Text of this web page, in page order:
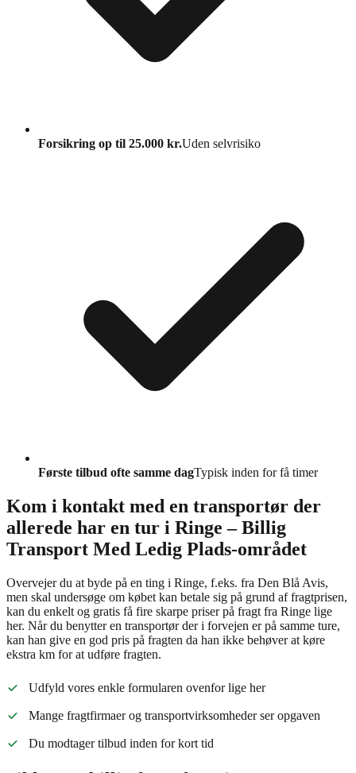
Forsikring op til 25.000 kr.Uden selvrisiko
Første tilbud ofte samme dagTypisk inden for få timer
Kom i kontakt med en transportør der
allerede har en tur i Ringe – Billig
Transport Med Ledig Plads-området
Overvejer du at byde på en ting i Ringe, f.eks. fra Den Blå Avis,
men skal undersøge om købet kan betale sig på grund af fragtprisen,
kan du enkelt og gratis få fire skarpe priser på fragt fra Ringe lige
her. Når du benytter en transportør der i forvejen er på samme ture,
kan han give en god pris på fragten da han ikke behøver at køre
ekstra km for at udføre fragten.
Udfyld vores enkle formularen ovenfor lige her
Mange fragtfirmaer og transportvirksomheder ser opgaven
Du modtager tilbud inden for kort tid